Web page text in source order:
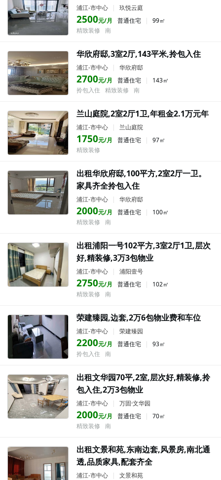
浦江-市中心 | 玖悦云庭
2500元/月 普通住宅 |
99㎡
精致装修
南
华欣府邸,3室2厅,143平米,拎包入住
浦江-市中心 | 华欣府邸
2700元/月 普通住宅 |
143㎡
拎包入住
精致装修 南
兰山庭院,2室2厅1卫,年租金2.1万元年
浦江-市中心 | 兰山庭院
1750元/月 普通住宅 |
97㎡
精致装修
出租华欣府邸,100平方,2室2厅一卫。
家具齐全拎包入住
浦江-市中心 | 华欣府邸
2000元/月 普通住宅 |
100㎡
精致装修
南
出租浦阳一号102平方,3室2厅1卫,层次
好,精装修,3万3包物业
浦江-市中心 | 浦阳壹号
2750元/月 普通住宅 |
102㎡
精致装修
南
荣建臻园,边套,2万6包物业费和车位
浦江-市中心 | 荣建臻园
2200元/月 普通住宅 |
93㎡
拎包入住
南
出租文华园70平,2室,层次好,精装修,拎
包入住,2万3包物业
浦江-市中心 | 万固·文华园
2000元/月 普通住宅 |
70㎡
精致装修
南
出租文景和苑,东南边套,风景房,南北通
透,品质家具,配套齐全
浦江-市中心 | 文景和苑